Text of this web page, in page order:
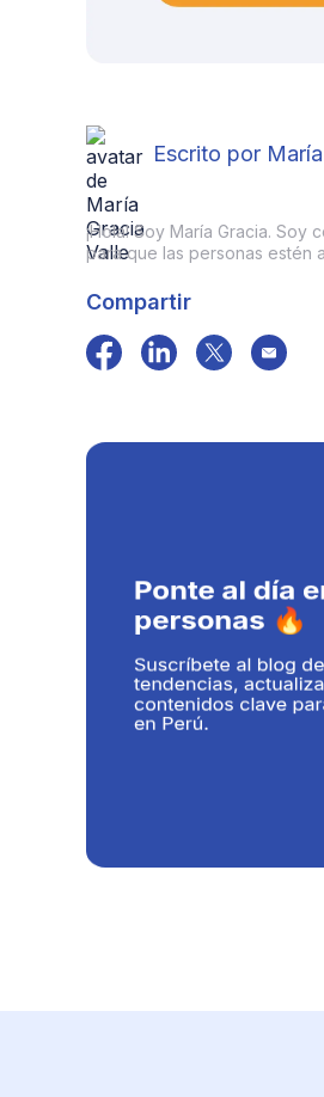
Escrito por
¡Hola! Soy María Gracia. Soy
para que las personas estén
Compartir